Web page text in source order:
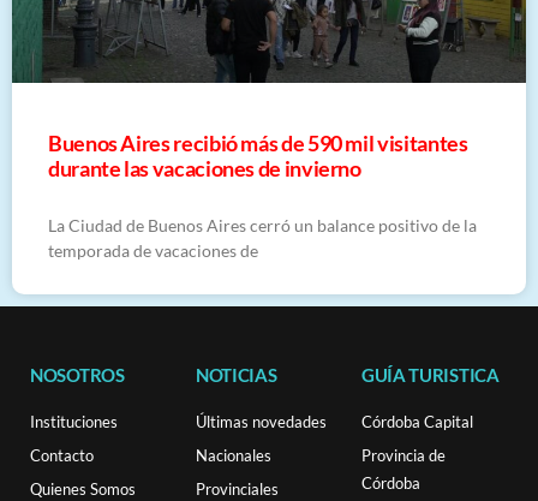
Buenos Aires recibió más de 590 mil visitantes
durante las vacaciones de invierno
La Ciudad de Buenos Aires cerró un balance positivo de la
temporada de vacaciones de
NOSOTROS
Instituciones
Contacto
Quienes Somos
NOTICIAS
Últimas novedades
Nacionales
Provinciales
GUÍA TURISTICA
Córdoba Capital
Provincia de
Córdoba